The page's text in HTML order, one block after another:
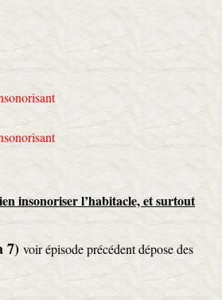
insonoriser l’habitacle, et surtout
7) voir épisode précédent dépose des